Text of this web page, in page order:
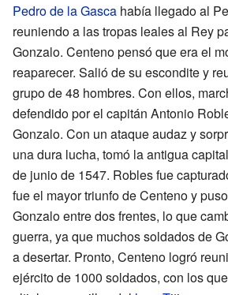
Pedro de la Gasca había llegado al
reuniendo a las tropas leales al Rey
Gonzalo. Centeno pensó que era el
reaparecer. Salió de su escondite y
grupo de 48 hombres. Con ellos,
defendido por el capitán Antonio
Gonzalo. Con un ataque audaz y
una dura lucha, tomó la antigua
de junio de 1547. Robles fue
fue el mayor triunfo de Centeno y
Gonzalo entre dos frentes, lo que
guerra, ya que muchos soldados de
a desertar. Pronto, Centeno logró
ejército de 1000 soldados, con los